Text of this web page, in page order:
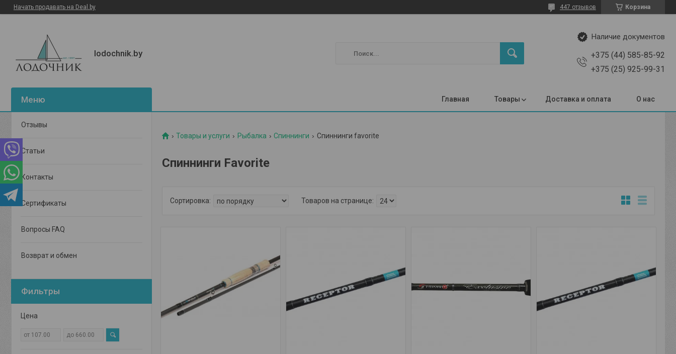
Начать продавать на Deal.by Корзина
447 отзывов
lodochnik.by
Наличие документов
+375 (44) 585-85-92
+375 (25) 925-99-31
Главная Товары Доставка и оплата О нас
Товары и услуги Рыбалка Спиннинги Спиннинги favorite
Спиннинги Favorite
Отзывы
Статьи
Контакты
Сертификаты
Вопросы FAQ
Возврат и обмен
Фильтры
Цена